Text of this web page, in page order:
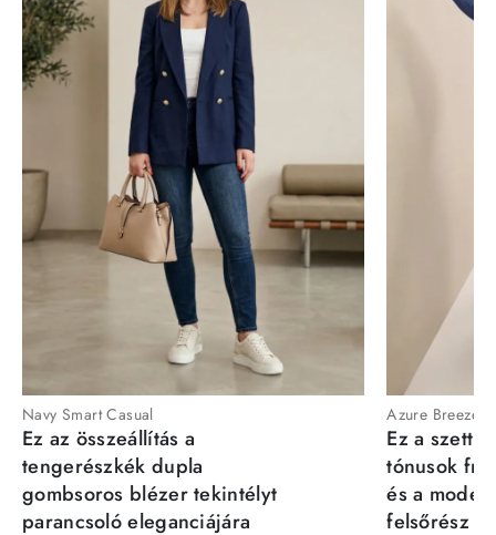
Navy Smart Casual
Ez az összeállítás a
tengerészkék dupla
gombsoros blézer tekintélyt
parancsoló eleganciájára
Azure Breeze
Ez a szett
tónusok
és a
felsőrész